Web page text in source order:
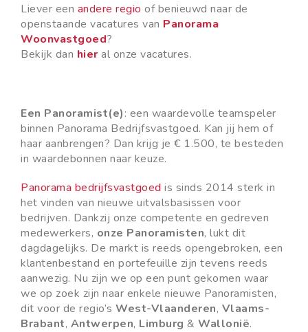
Liever een andere regio of benieuwd naar de
openstaande vacatures van Panorama
Woonvastgoed?
Bekijk dan hier al onze vacatures.
Een Panoramist(e): een waardevolle teamspeler
binnen Panorama Bedrijfsvastgoed. Kan jij hem of
haar aanbrengen? Dan krijg je € 1.500, te besteden
in waardebonnen naar keuze.
Panorama bedrijfsvastgoed is sinds 2014 sterk in
het vinden van nieuwe uitvalsbasissen voor
bedrijven. Dankzij onze competente en gedreven
medewerkers, onze Panoramisten, lukt dit
dagdagelijks. De markt is reeds opengebroken, een
klantenbestand en portefeuille zijn tevens reeds
aanwezig. Nu zijn we op een punt gekomen waar
we op zoek zijn naar enkele nieuwe Panoramisten,
dit voor de regio’s West-Vlaanderen, Vlaams-
Brabant, Antwerpen, Limburg & Wallonië.